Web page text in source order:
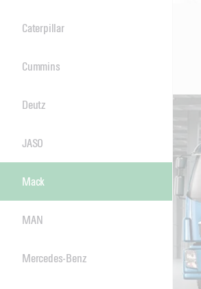
Caterpillar
Cummins
Deutz
JASO
Mack
MAN
Mercedes-Benz